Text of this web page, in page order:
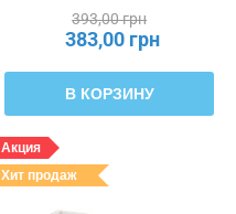
393,00 грн
383,00 грн
В КОРЗИНУ
Акция
Хит продаж